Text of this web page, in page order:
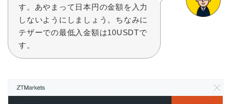
す。あやまって日本円の金額を入力
しないようにしましょう。ちなみに
テザーでの最低入金額は10USDTで
す。